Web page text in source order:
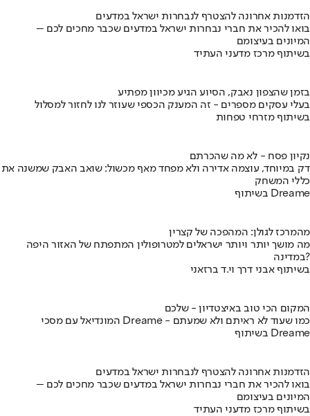
הזדמנות אחרונה להצטרף לנבחרות ישראל במדעים
בואו להכיר את חברי נבחרות ישראל במדעים שכבר מחכים לכם –
המיונים בעיצומם
בשיתוף מרכז מדעני העתיד
בזמן שהצפון נאבק, הסיוע הגיע מכיוון מפתיע
בעלי עסקים מספרים - זה המענק הכספי שעוזר לנו לחזור למסלול
בשיתוף מזרחי טפחות
נקיון פסח - לא מה שהכרתם
דק במיוחד, עוצמה אדירה ולא מפחד מאף מכשול: שואב האבק שמשנה את
כללי המשחק
בשיתוף Dreame
מהמרכז לגולן: המהפכה של קצרין
מה מושך יותר ויותר ישראלים למטרופולין המתפתח של האזור היפה
במדינה?
בשיתוף אבני דרך וי.ד ברזאני
המקום הכי טוב באיצטדיון - שלכם
המונדיאל עם מסכי Dreame - כמו שעוד לא ראיתם ולא שמעתם
בשיתוף Dreame
הזדמנות אחרונה להצטרף לנבחרות ישראל במדעים
בואו להכיר את חברי נבחרות ישראל במדעים שכבר מחכים לכם –
המיונים בעיצומם
בשיתוף מרכז מדעני העתיד